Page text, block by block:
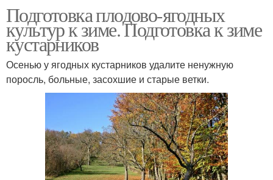
Подготовка плодово-ягодных
культур к зиме. Подготовка к зиме
кустарников
Осенью у ягодных кустарников удалите ненужную
поросль, больные, засохшие и старые ветки.